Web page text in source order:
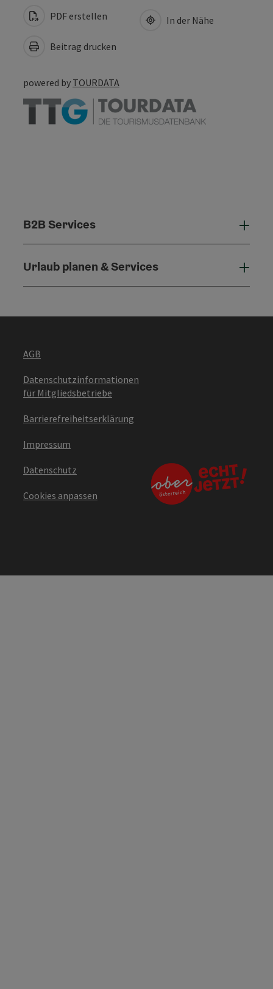
PDF erstellen
Beitrag drucken
In der Nähe
powered by TOURDATA
B2B Services
Urlaub planen & Services
AGB
Datenschutzinformationen
für Mitgliedsbetriebe
Barrierefreiheitserklärung
Impressum
Datenschutz
Cookies anpassen